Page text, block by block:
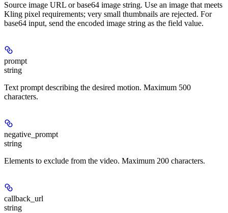
Source image URL or base64 image string. Use an image that meets
Kling pixel requirements; very small thumbnails are rejected. For
base64 input, send the encoded image string as the field value.
prompt
string
Text prompt describing the desired motion. Maximum 500
characters.
negative_prompt
string
Elements to exclude from the video. Maximum 200 characters.
callback_url
string